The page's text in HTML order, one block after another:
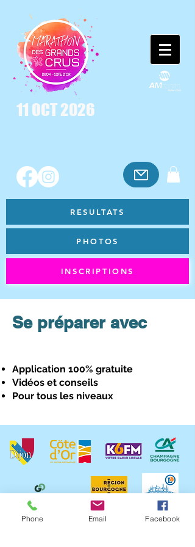
11 OCT 2026
RESULTATS
PHOTOS
INSCRIPTIONS
Se préparer avec
Application 100% gratuite
Vidéos et conseils
Pour tous les niveaux
Phone Email Facebook